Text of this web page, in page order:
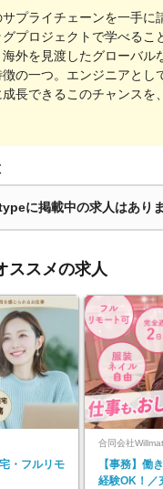
プライチェーンを一手に
プロジェクトで学べるこ
外を見渡したグローバル
の一つ。エンジニアとし
長できるこのチャンスを
に掲載中の求人はありま
ススメの求人
・フルリモ
合同会社
【事務】働
経験OK！／